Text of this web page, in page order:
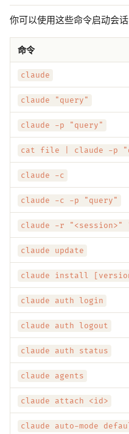
你可以使用这些命令启动会
命令
claude
claude "query"
claude -p "query"
cat file | claude -p
claude -c
claude -c -p "query"
claude -r "<session>"
claude update
claude install
claude auth login
claude auth logout
claude auth status
claude agents
claude attach <id>
claude auto-mode